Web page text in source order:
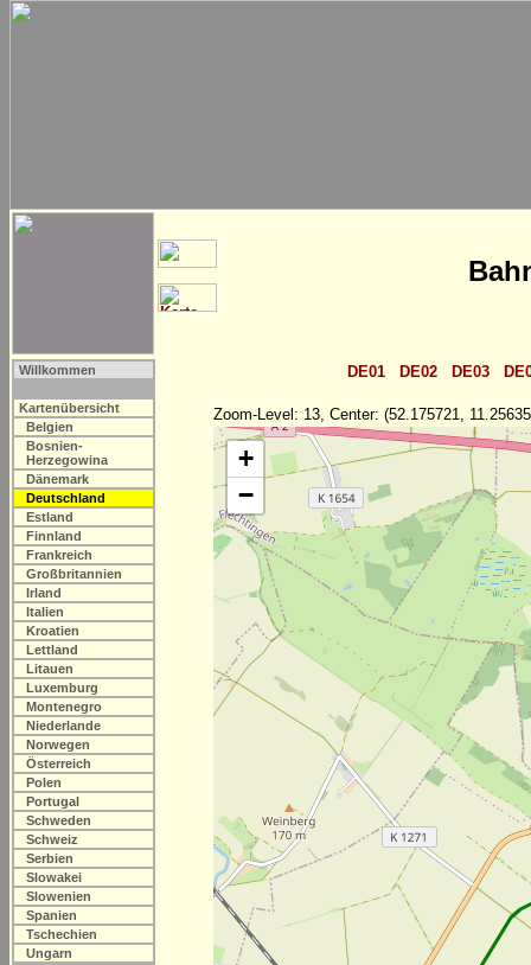
Willkommen
Kartenübersicht
Belgien
Bosnien-
Herzegowina
Dänemark
Deutschland
Estland
Finnland
Frankreich
Großbritannien
Irland
Italien
Kroatien
Lettland
Litauen
Luxemburg
Montenegro
Niederlande
Norwegen
Österreich
Polen
Portugal
Schweden
Schweiz
Serbien
Slowakei
Slowenien
Spanien
Tschechien
Ungarn
DE01 DE02 DE03
Zoom-Level: 13, Center: (52.175721,
+
−